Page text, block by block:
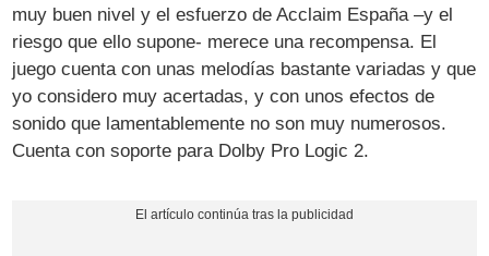
muy buen nivel y el esfuerzo de Acclaim España –y el
riesgo que ello supone- merece una recompensa. El
juego cuenta con unas melodías bastante variadas y que
yo considero muy acertadas, y con unos efectos de
sonido que lamentablemente no son muy numerosos.
Cuenta con soporte para Dolby Pro Logic 2.